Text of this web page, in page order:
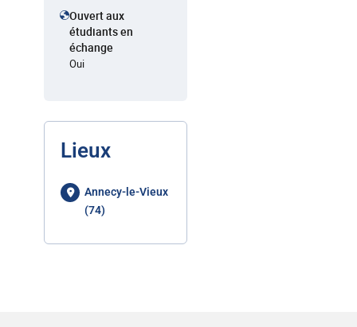
Ouvert aux
étudiants en
échange
Oui
Lieux
Annecy-le-Vieux
(74)